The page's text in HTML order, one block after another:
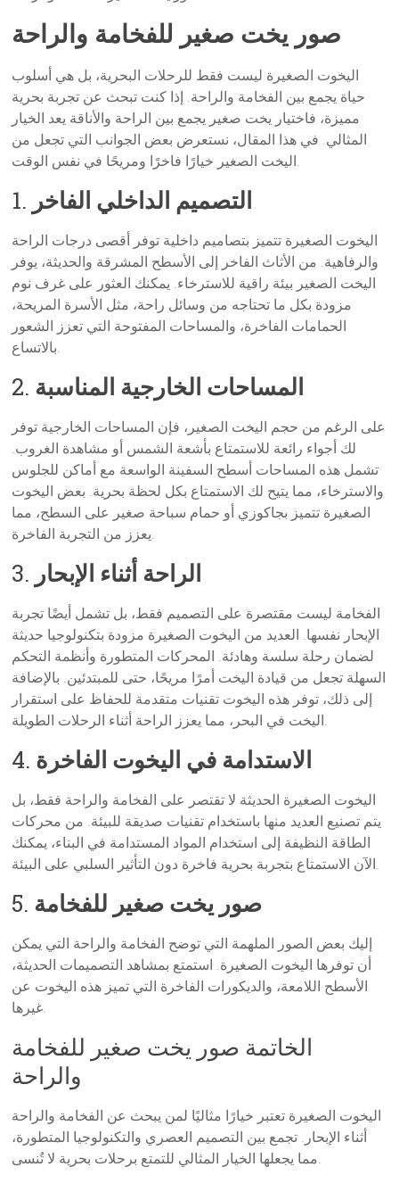
صور يخت صغير للفخامة والراحة
اليخوت الصغيرة ليست فقط للرحلات البحرية، بل هي أسلوب
حياة يجمع بين الفخامة والراحة. إذا كنت تبحث عن تجربة بحرية
مميزة، فاختيار يخت صغير يجمع بين الراحة والأناقة يعد الخيار
المثالي. في هذا المقال، نستعرض بعض الجوانب التي تجعل من
اليخت الصغير خيارًا فاخرًا ومريحًا في نفس الوقت.
1. التصميم الداخلي الفاخر
اليخوت الصغيرة تتميز بتصاميم داخلية توفر أقصى درجات الراحة
والرفاهية. من الأثاث الفاخر إلى الأسطح المشرقة والحديثة، يوفر
اليخت الصغير بيئة راقية للاسترخاء. يمكنك العثور على غرف نوم
مزودة بكل ما تحتاجه من وسائل راحة، مثل الأسرة المريحة،
الحمامات الفاخرة، والمساحات المفتوحة التي تعزز الشعور
بالاتساع.
2. المساحات الخارجية المناسبة
على الرغم من حجم اليخت الصغير، فإن المساحات الخارجية توفر
لك أجواء رائعة للاستمتاع بأشعة الشمس أو مشاهدة الغروب.
تشمل هذه المساحات أسطح السفينة الواسعة مع أماكن للجلوس
والاسترخاء، مما يتيح لك الاستمتاع بكل لحظة بحرية. بعض اليخوت
الصغيرة تتميز بجاكوزي أو حمام سباحة صغير على السطح، مما
يعزز من التجربة الفاخرة.
3. الراحة أثناء الإبحار
الفخامة ليست مقتصرة على التصميم فقط، بل تشمل أيضًا تجربة
الإبحار نفسها. العديد من اليخوت الصغيرة مزودة بتكنولوجيا حديثة
لضمان رحلة سلسة وهادئة. المحركات المتطورة وأنظمة التحكم
السهلة تجعل من قيادة اليخت أمرًا مريحًا، حتى للمبتدئين. بالإضافة
إلى ذلك، توفر هذه اليخوت تقنيات متقدمة للحفاظ على استقرار
اليخت في البحر، مما يعزز الراحة أثناء الرحلات الطويلة.
4. الاستدامة في اليخوت الفاخرة
اليخوت الصغيرة الحديثة لا تقتصر على الفخامة والراحة فقط، بل
يتم تصنيع العديد منها باستخدام تقنيات صديقة للبيئة. من محركات
الطاقة النظيفة إلى استخدام المواد المستدامة في البناء، يمكنك
الآن الاستمتاع بتجربة بحرية فاخرة دون التأثير السلبي على البيئة.
5. صور يخت صغير للفخامة
إليك بعض الصور الملهمة التي توضح الفخامة والراحة التي يمكن
أن توفرها اليخوت الصغيرة. استمتع بمشاهد التصميمات الحديثة،
الأسطح اللامعة، والديكورات الفاخرة التي تميز هذه اليخوت عن
غيرها.
الخاتمة صور يخت صغير للفخامة
والراحة
اليخوت الصغيرة تعتبر خيارًا مثاليًا لمن يبحث عن الفخامة والراحة
أثناء الإبحار. تجمع بين التصميم العصري والتكنولوجيا المتطورة،
مما يجعلها الخيار المثالي للتمتع برحلات بحرية لا تُنسى.